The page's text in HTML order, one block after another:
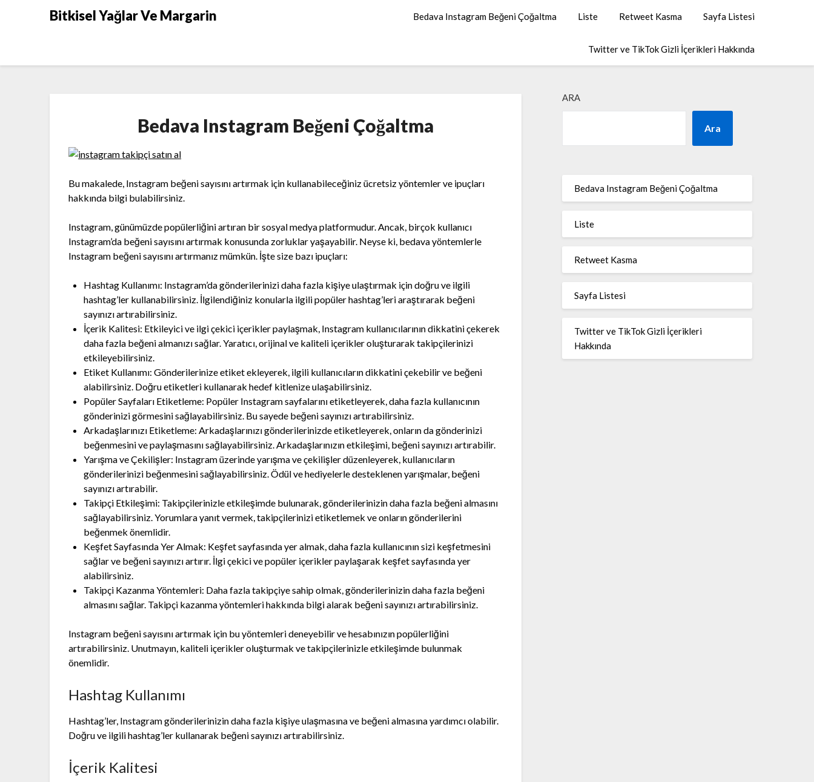
Bitkisel Yağlar Ve Margarin Bedava Instagram Beğeni Çoğaltma Liste Retweet Kasma Sayfa Listesi
Twitter ve TikTok Gizli İçerikleri Hakkında
Bedava Instagram Beğeni Çoğaltma
Bu makalede, Instagram beğeni sayısını artırmak için kullanabileceğiniz ücretsiz yöntemler ve ipuçları
hakkında bilgi bulabilirsiniz.
Instagram, günümüzde popülerliğini artıran bir sosyal medya platformudur. Ancak, birçok kullanıcı
Instagram’da beğeni sayısını artırmak konusunda zorluklar yaşayabilir. Neyse ki, bedava yöntemlerle
Instagram beğeni sayısını artırmanız mümkün. İşte size bazı ipuçları:
Hashtag Kullanımı: Instagram’da gönderilerinizi daha fazla kişiye ulaştırmak için doğru ve ilgili
hashtag’ler kullanabilirsiniz. İlgilendiğiniz konularla ilgili popüler hashtag’leri araştırarak beğeni
sayınızı artırabilirsiniz.
İçerik Kalitesi: Etkileyici ve ilgi çekici içerikler paylaşmak, Instagram kullanıcılarının dikkatini çekerek
daha fazla beğeni almanızı sağlar. Yaratıcı, orijinal ve kaliteli içerikler oluşturarak takipçilerinizi
etkileyebilirsiniz.
Etiket Kullanımı: Gönderilerinize etiket ekleyerek, ilgili kullanıcıların dikkatini çekebilir ve beğeni
alabilirsiniz. Doğru etiketleri kullanarak hedef kitlenize ulaşabilirsiniz.
Popüler Sayfaları Etiketleme: Popüler Instagram sayfalarını etiketleyerek, daha fazla kullanıcının
gönderinizi görmesini sağlayabilirsiniz. Bu sayede beğeni sayınızı artırabilirsiniz.
Arkadaşlarınızı Etiketleme: Arkadaşlarınızı gönderilerinizde etiketleyerek, onların da gönderinizi
beğenmesini ve paylaşmasını sağlayabilirsiniz. Arkadaşlarınızın etkileşimi, beğeni sayınızı artırabilir.
Yarışma ve Çekilişler: Instagram üzerinde yarışma ve çekilişler düzenleyerek, kullanıcıların
gönderilerinizi beğenmesini sağlayabilirsiniz. Ödül ve hediyelerle desteklenen yarışmalar, beğeni
sayınızı artırabilir.
Takipçi Etkileşimi: Takipçilerinizle etkileşimde bulunarak, gönderilerinizin daha fazla beğeni almasını
sağlayabilirsiniz. Yorumlara yanıt vermek, takipçilerinizi etiketlemek ve onların gönderilerini
beğenmek önemlidir.
Keşfet Sayfasında Yer Almak: Keşfet sayfasında yer almak, daha fazla kullanıcının sizi keşfetmesini
sağlar ve beğeni sayınızı artırır. İlgi çekici ve popüler içerikler paylaşarak keşfet sayfasında yer
alabilirsiniz.
Takipçi Kazanma Yöntemleri: Daha fazla takipçiye sahip olmak, gönderilerinizin daha fazla beğeni
almasını sağlar. Takipçi kazanma yöntemleri hakkında bilgi alarak beğeni sayınızı artırabilirsiniz.
Instagram beğeni sayısını artırmak için bu yöntemleri deneyebilir ve hesabınızın popülerliğini
artırabilirsiniz. Unutmayın, kaliteli içerikler oluşturmak ve takipçilerinizle etkileşimde bulunmak
önemlidir.
Hashtag Kullanımı
Hashtag’ler, Instagram gönderilerinizin daha fazla kişiye ulaşmasına ve beğeni almasına yardımcı olabilir.
Doğru ve ilgili hashtag’ler kullanarak beğeni sayınızı artırabilirsiniz.
İçerik Kalitesi
ARA
Ara
Bedava Instagram Beğeni Çoğaltma
Liste
Retweet Kasma
Sayfa Listesi
Twitter ve TikTok Gizli İçerikleri
Hakkında